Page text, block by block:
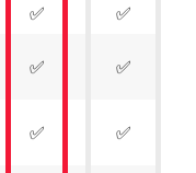
✅
✅
✅ ✅
✅ ✅